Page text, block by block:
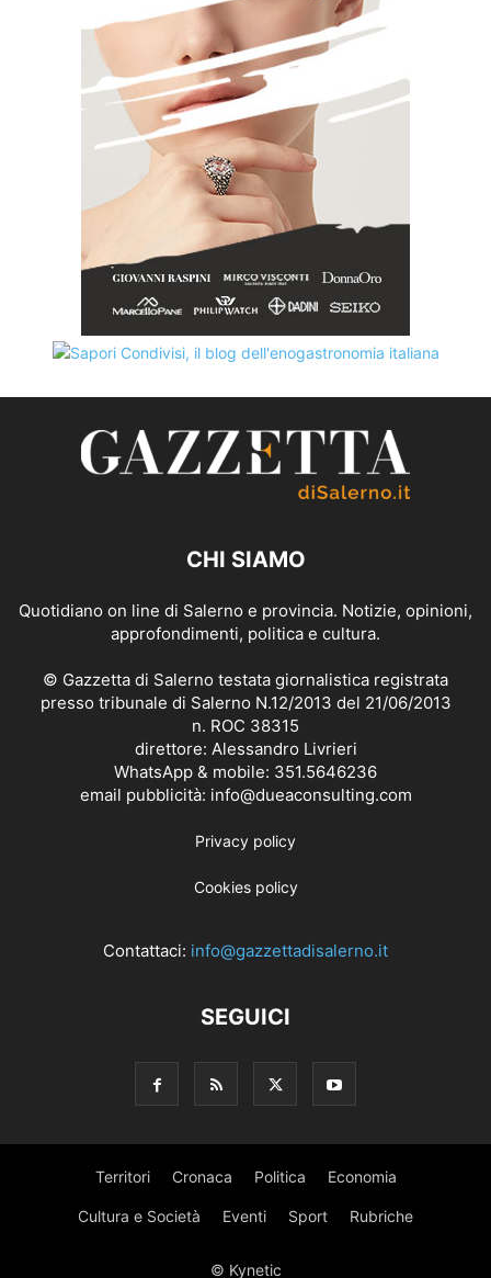
CHI SIAMO
Quotidiano on line di Salerno e provincia. Notizie, opinioni,
approfondimenti, politica e cultura.
© Gazzetta di Salerno testata giornalistica registrata
presso tribunale di Salerno N.12/2013 del 21/06/2013
n. ROC 38315
direttore: Alessandro Livrieri
WhatsApp & mobile: 351.5646236
email pubblicità: info@dueaconsulting.com
Privacy policy
Cookies policy
Contattaci: info@gazzettadisalerno.it
SEGUICI
Territori Cronaca Politica Economia
Cultura e Società Eventi Sport Rubriche
© Kynetic